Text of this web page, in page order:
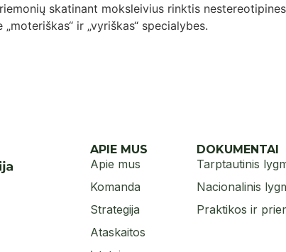
skatinant moksleivius rinktis
ir „vyriškas“ specialybes.
APIE MUS
Apie mus
Komanda
Strategija
Ataskaitos
DOKUMENTAI
Tarptautinis
Nacionalinis
Praktikos ir